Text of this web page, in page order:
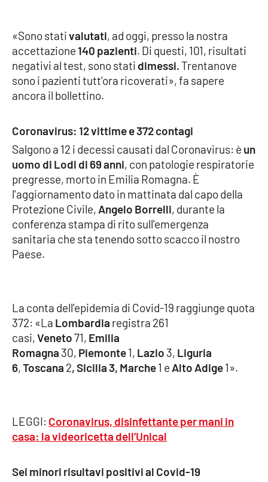
RUBRICHE
Good Morning Vietnam
Leggendo Alvaro insieme
Imprese Di Calabria
Le perfidie di Antonella Grippo
Venti di comunicazione
LaC TV
LaC Network
LaC OnAir
EDIZIONI
LOCALI
«Sono stativalutati, ad oggi, presso la nostra
accettazione140 pazienti. Di questi, 101, risultati
negativi al test, sono stati dimessi.Trentanove
sono i pazienti tutt’ora ricoverati», fa sapere
ancora il bollettino.
Coronavirus: 12 vittime e 372 contagi
Salgono a 12 i decessi causati dal Coronavirus: è un
uomo di Lodi di 69 anni, con patologie respiratorie
pregresse, morto in Emilia Romagna. È
l'aggiornamento dato in mattinata dal capo della
Protezione Civile, Angelo Borrelli, durante la
conferenza stampa di rito sull'emergenza
sanitaria che sta tenendo sotto scacco il nostro
Paese.
La conta dell’epidemia di Covid-19 raggiunge quota
372: «La Lombardia registra 261
casi,Veneto71, Emilia
Romagna 30, Piemonte1, Lazio 3, Liguria
6,Toscana 2, Sicilia 3, Marche1 e Alto Adige1».
LEGGI: Coronavirus, disinfettante per mani in
casa: la videoricetta dell’Unical
Sei minori risultavi positivi al Covid-19